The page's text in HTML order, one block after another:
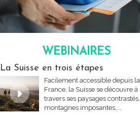
WEBINAIRES
La Suisse en trois étapes
Facilement accessible depuis la
France, la Suisse se découvre à
travers ses paysages contrastés,
montagnes imposantes,...